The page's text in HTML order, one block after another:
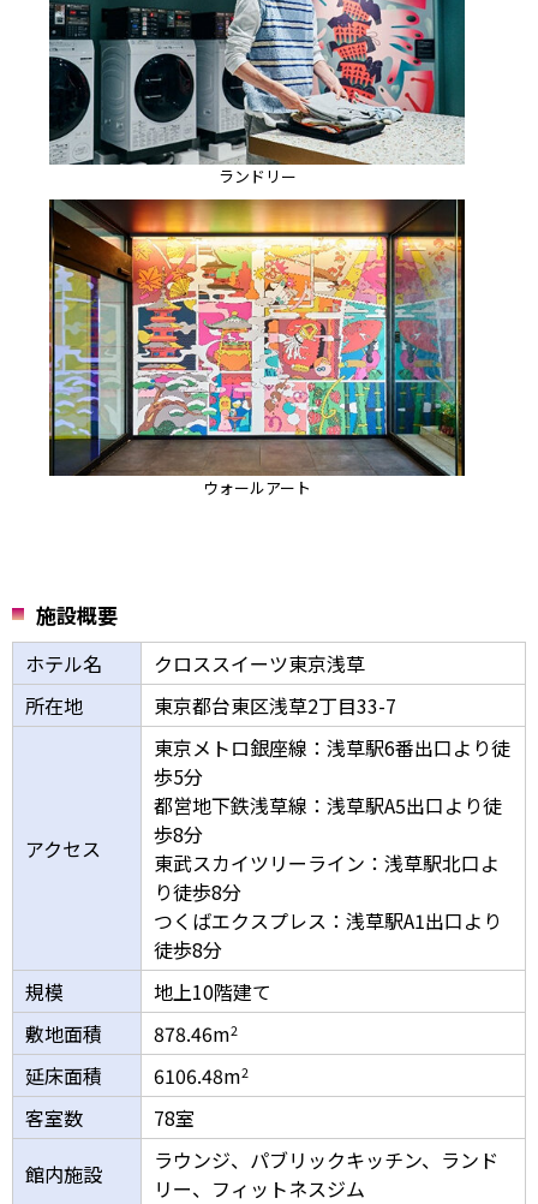
ランドリー
ウォールアート
施設概要
ホテル名
クロススイーツ東京浅草
所在地
東京都台東区浅草2丁⽬33-7
アクセス
東京メトロ銀座線：浅草駅6番出⼝より徒
歩5分
都営地下鉄浅草線：浅草駅A5出⼝より徒
歩8分
東武スカイツリーライン：浅草駅北⼝よ
り徒歩8分
つくばエクスプレス：浅草駅A1出⼝より
徒歩8分
規模
地上10階建て
敷地面積
878.46m2
延床面積 6106.48m2
客室数
78室
館内施設
ラウンジ、パブリックキッチン、ランド
リー、フィットネスジム